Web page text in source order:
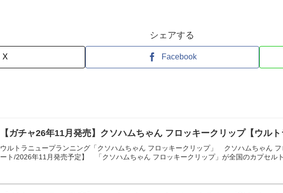
シェアする
X Facebook
【ガチャ26年11月発売】クソハムちゃん フロッキークリップ【ウル
ウルトラニュープランニング「クソハムちゃん フロッキークリップ」 クソハムちゃん
ート/2026年11月発売予定】 「クソハムちゃん フロッキークリップ」が全国のカプセル